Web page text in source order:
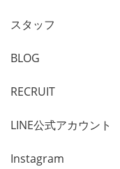
スタッフ
BLOG
RECRUIT
LINE公式アカウント
Instagram